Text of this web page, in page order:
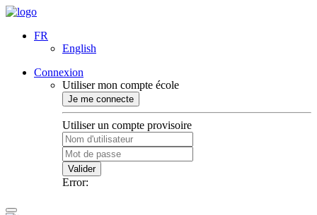
FR
English
Connexion
Utiliser mon compte école
Je me connecte
Utiliser un compte provisoire
Valider
Error: